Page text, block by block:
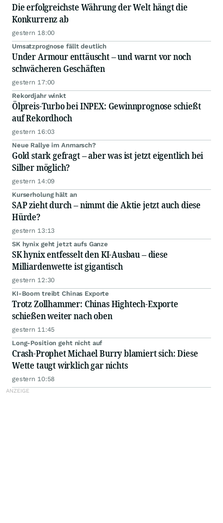
Die erfolgreichste Währung der Welt hängt die
Konkurrenz ab
gestern 18:00
Umsatzprognose fällt deutlich
Under Armour enttäuscht – und warnt vor noch
schwächeren Geschäften
gestern 17:00
Rekordjahr winkt
Ölpreis-Turbo bei INPEX: Gewinnprognose schießt
auf Rekordhoch
gestern 16:03
Neue Rallye im Anmarsch?
Gold stark gefragt – aber was ist jetzt eigentlich bei
Silber möglich?
gestern 14:09
Kurserholung hält an
SAP zieht durch – nimmt die Aktie jetzt auch diese
Hürde?
gestern 13:13
SK hynix geht jetzt aufs Ganze
SK hynix entfesselt den KI-Ausbau – diese
Milliardenwette ist gigantisch
gestern 12:30
KI-Boom treibt Chinas Exporte
Trotz Zollhammer: Chinas Hightech-Exporte
schießen weiter nach oben
gestern 11:45
Long-Position geht nicht auf
Crash-Prophet Michael Burry blamiert sich: Diese
Wette taugt wirklich gar nichts
gestern 10:58